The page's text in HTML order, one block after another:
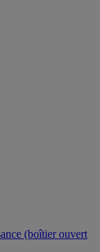
(boîtier ouvert